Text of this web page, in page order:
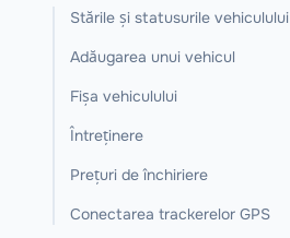
Stările și statusurile vehiculului
Adăugarea unui vehicul
Fișa vehiculului
Întreținere
Prețuri de închiriere
Conectarea trackerelor GPS